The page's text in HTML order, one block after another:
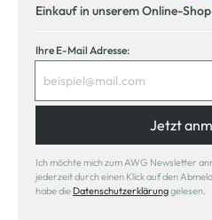
Einkauf in unserem Online-
Ihre E-Mail Adresse:
Jetzt
Ich möchte mich zum AWG Newsletter
jederzeit durch einen Klick auf den
habe die Datenschutzerklärunggelesen.